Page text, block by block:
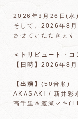
2026年8月26日(水)
そして、2026年8
させていただきます
＜トリビュート・コ
【日時】 2026年8
【出演】 (50音順)
AKASAKI / 新井彩
高千里＆渡瀬マキ